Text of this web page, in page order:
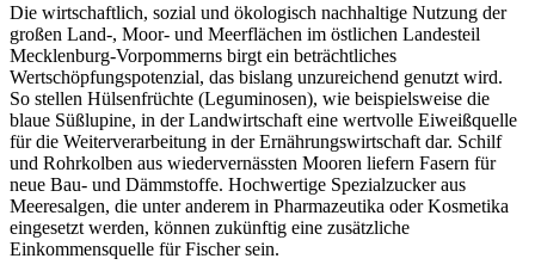
Die wirtschaftlich, sozial und ökologisch nachhaltige Nutzung der
großen Land-, Moor- und Meerflächen im östlichen Landesteil
Mecklenburg-Vorpommerns birgt ein beträchtliches
Wertschöpfungspotenzial, das bislang unzureichend genutzt wird.
So stellen Hülsenfrüchte (Leguminosen), wie beispielsweise die
blaue Süßlupine, in der Landwirtschaft eine wertvolle Eiweißquelle
für die Weiterverarbeitung in der Ernährungswirtschaft dar. Schilf
und Rohrkolben aus wiedervernässten Mooren liefern Fasern für
neue Bau- und Dämmstoffe. Hochwertige Spezialzucker aus
Meeresalgen, die unter anderem in Pharmazeutika oder Kosmetika
eingesetzt werden, können zukünftig eine zusätzliche
Einkommensquelle für Fischer sein.